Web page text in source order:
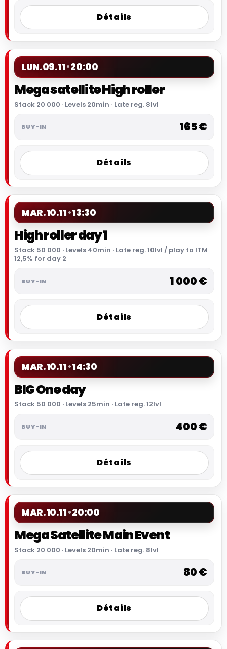
Détails
LUN.09.11 20:00
Mega satellite High roller
Stack 20 000 · Levels 20min · Late reg. 8lvl
165 €
Détails
MAR.10.11 13:30
High roller day 1
Stack 50 000 · Levels 40min · Late reg. 10lvl / play to ITM
12,5% for day 2
1 000 €
Détails
MAR.10.11 14:30
BIG One day
Stack 50 000 · Levels 25min · Late reg. 12lvl
400 €
Détails
MAR.10.11 20:00
Mega Satellite Main Event
Stack 20 000 · Levels 20min · Late reg. 8lvl
80 €
Détails